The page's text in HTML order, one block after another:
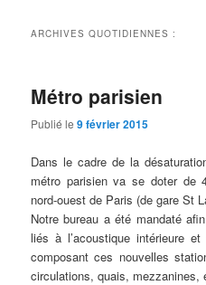
ARCHIVES QUOTIDIENNES :
Métro parisien
Publié le9 février 2015
Dans le cadre de la
métro parisien va se doter de
nord-ouest de Paris (de gare St
Notre bureau a été mandaté
liés à l’acoustique intérieure
composant ces nouvelles
circulations, quais, mezzanines,